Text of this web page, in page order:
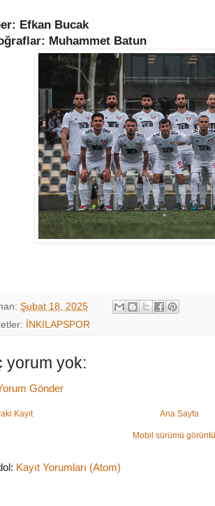
Efkan Bucak
Muhammet Batun
Şubat 18, 2025
İNKILAPSPOR
yorum yok:
Gönder
Kayıt Ana Sayfa
Mobil sürümü
Kayıt Yorumları (Atom)